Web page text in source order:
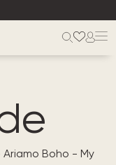
Ariamo Boho - My